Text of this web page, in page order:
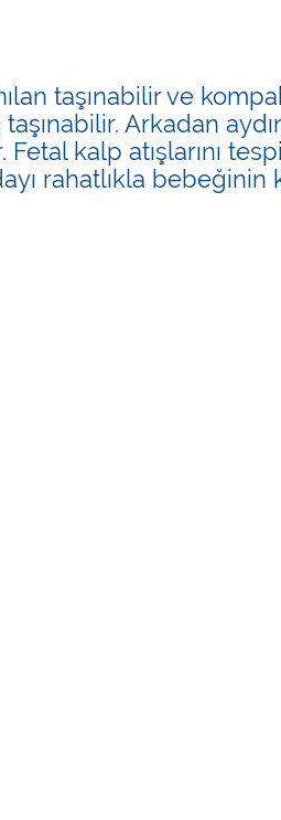
taşınabilir ve
Arkadan
Fetal kalp atışlarını
rahatlıkla bebeğinin